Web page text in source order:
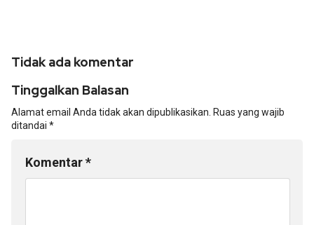
Tidak ada komentar
Tinggalkan Balasan
Alamat email Anda tidak akan dipublikasikan. Ruas yang wajib
ditandai *
Komentar*